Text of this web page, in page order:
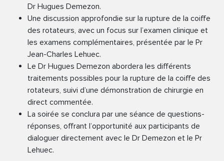
Dr Hugues Demezon.
Une discussion approfondie sur la rupture de la coiffe
des rotateurs, avec un focus sur l’examen clinique et
les examens complémentaires, présentée par le Pr
Jean-Charles Lehuec.
Le Dr Hugues Demezon abordera les différents
traitements possibles pour la rupture de la coiffe des
rotateurs, suivi d’une démonstration de chirurgie en
direct commentée.
La soirée se conclura par une séance de questions-
réponses, offrant l’opportunité aux participants de
dialoguer directement avec le Dr Demezon et le Pr
Lehuec.